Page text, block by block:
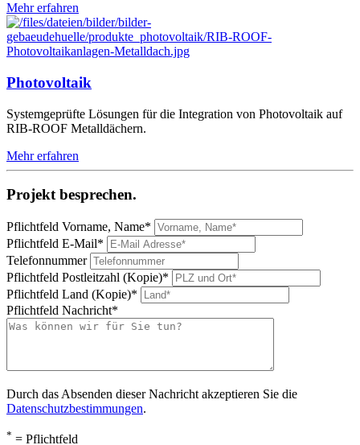
Mehr erfahren
Photovoltaik
Systemgeprüfte Lösungen für die Integration von Photovoltaik auf
RIB-ROOF Metalldächern.
Mehr erfahren
Projekt besprechen.
Pflichtfeld Vorname, Name*
Pflichtfeld E-Mail*
Telefonnummer
Pflichtfeld Postleitzahl (Kopie)*
Pflichtfeld Land (Kopie)*
Pflichtfeld Nachricht*
Durch das Absenden dieser Nachricht akzeptieren Sie die
Datenschutzbestimmungen.
* = Pflichtfeld